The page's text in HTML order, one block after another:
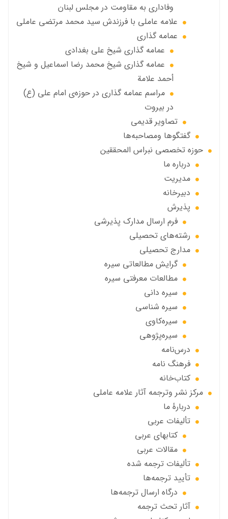
وفاداری به مقاومت در مجلس لبنان
علامه عاملي با فرزندش سید محمد مرتضی عاملی
عمامه گذاری
عمامه گذاری شیخ علی بغدادی
عمامه گذاری شيخ محمد رضا اسماعيل و شيخ
أحمد علامة
مراسم عمامه گذاری در حوزه‌ی امام علی (ع)
در بیروت
تصاویر قديمي
گفتگوها ومصاحبه‌ها
حوزه تخصصی نبراس المحققین
درباره ما
مديريت
دبيرخانه
پذيرش
فرم ارسال مدارك پذيرشى
رشته‌هاي تحصيلي
مدارج تحصیلی
گرايش مطالعاتي سیره
مطالعات معرفتی سیره
سیره دانی
سیره شناسی
سیره‌کاوی
سیره‌پژوهی
درس‌نامه
فرهنگ نامه
کتاب‌خانه
مركز نشر وترجمه آثار علامه عاملی
دربارهٔ ما
تألیفات عربی
کتابهای عربی
مقالات عربی
تألیفات ترجمه شده
تأیید ترجمه‌ها
درگاه ارسال ترجمه‌ها
آثار تحث ترجمه